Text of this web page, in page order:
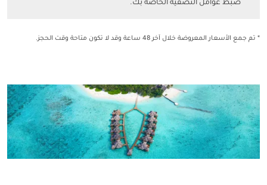
ضبط عوامل التصفية الخاصة بك.
* تم جمع الأسعار المعروضة خلال آخر 48 ساعة وقد لا تكون متاحة وقت الحجز.